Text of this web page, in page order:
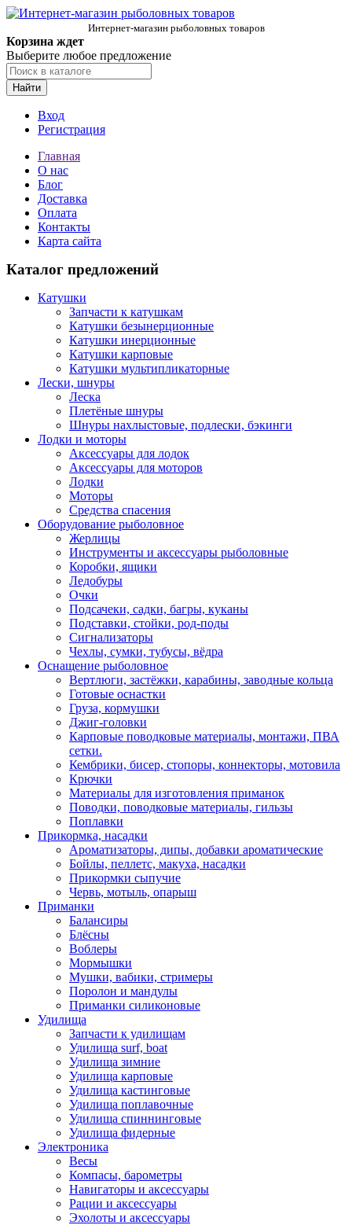
Интернет-магазин рыболовных товаров
Корзина ждет
Выберите любое предложение
Найти
Вход
Регистрация
Главная
О нас
Блог
Доставка
Оплата
Контакты
Карта сайта
Каталог предложений
Катушки
Запчасти к катушкам
Катушки безынерционные
Катушки инерционные
Катушки карповые
Катушки мультипликаторные
Лески, шнуры
Леска
Плетёные шнуры
Шнуры нахлыстовые, подлески, бэкинги
Лодки и моторы
Аксессуары для лодок
Аксессуары для моторов
Лодки
Моторы
Средства спасения
Оборудование рыболовное
Жерлицы
Инструменты и аксессуары рыболовные
Коробки, ящики
Ледобуры
Очки
Подсачеки, садки, багры, куканы
Подставки, стойки, род-поды
Сигнализаторы
Чехлы, сумки, тубусы, вёдра
Оснащение рыболовное
Вертлюги, застёжки, карабины, заводные кольца
Готовые оснастки
Груза, кормушки
Джиг-головки
Карповые поводковые материалы, монтажи, ПВА
сетки.
Кембрики, бисер, стопоры, коннекторы, мотовила
Крючки
Материалы для изготовления приманок
Поводки, поводковые материалы, гильзы
Поплавки
Прикормка, насадки
Ароматизаторы, дипы, добавки ароматические
Бойлы, пеллетс, макуха, насадки
Прикормки сыпучие
Червь, мотыль, опарыш
Приманки
Балансиры
Блёсны
Воблеры
Мормышки
Мушки, вабики, стримеры
Поролон и мандулы
Приманки силиконовые
Удилища
Запчасти к удилищам
Удилища surf, boat
Удилища зимние
Удилища карповые
Удилища кастинговые
Удилища поплавочные
Удилища спиннинговые
Удилища фидерные
Электроника
Весы
Компасы, барометры
Навигаторы и аксессуары
Рации и аксессуары
Эхолоты и аксессуары